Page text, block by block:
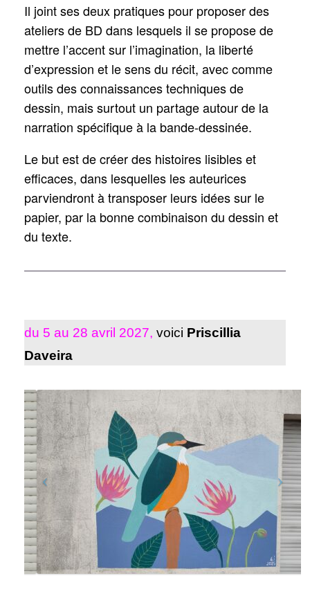
Il joint ses deux pratiques pour proposer des
ateliers de BD dans lesquels il se propose de
mettre l’accent sur l’imagination, la liberté
d’expression et le sens du récit, avec comme
outils des connaissances techniques de
dessin, mais surtout un partage autour de la
narration spécifique à la bande-dessinée.
Le but est de créer des histoires lisibles et
efficaces, dans lesquelles les auteurices
parviendront à transposer leurs idées sur le
papier, par la bonne combinaison du dessin et
du texte.
du 5 au 28 avril 2027, voici Priscillia
Daveira